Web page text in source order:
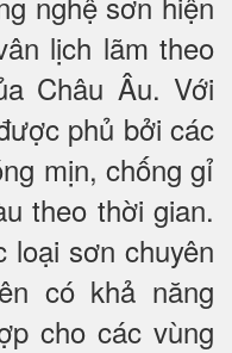
lịch lãm theo
Châu Âu. Với
phủ bởi các
mịn, chống gỉ
theo thời gian.
loại sơn chuyên
có khả năng
cho các vùng